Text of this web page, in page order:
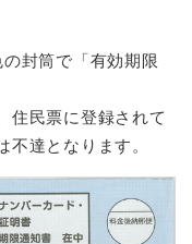
封筒で「有効期限
住民票に登録されて
達となります。